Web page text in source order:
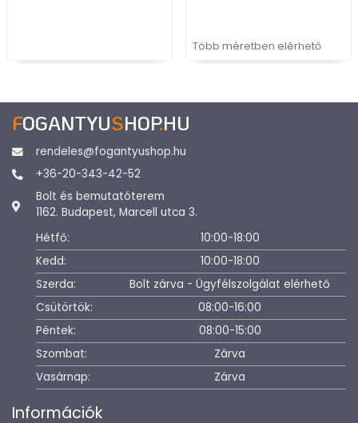
Több méretben elérhető
FOGANTYUSHOP.HU
rendeles@fogantyushop.hu
+36-20-343-42-52
Bolt és bemutatóterem
1162. Budapest, Marcell utca 3.
Hétfő:
10:00-18:00
Kedd:
10:00-18:00
Szerda:
Bolt zárva - Ügyfélszolgálat elérhető
Csütörtök:
08:00-16:00
Péntek:
08:00-15:00
Szombat:
Zárva
Vasárnap:
Zárva
Információk